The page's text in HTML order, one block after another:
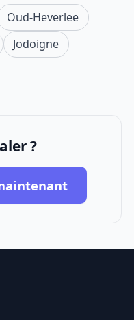
Oud-Heverlee
Jodoigne
?